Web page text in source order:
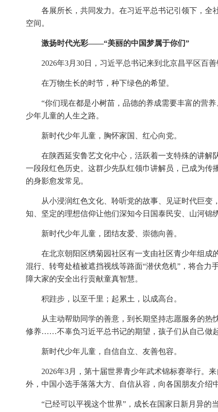
各展所长，共同发力。在习近平总书记引领下，
空间。
激扬时代光彩——“美丽的中国梦属于你们”
2026年3月30日，习近平总书记来到北京昌平区百
在万物生长的时节，种下绿色的希望。
“你们现在都是小树苗，品德的养成需要丰富的营
少年儿童的人生之路。
新时代少年儿童，胸怀家国、红心向党。
在陕西延安鲁艺文化中心，活跃着一支特殊的讲解
一段段红色历史。这群少先队红领巾讲解员，已成为
的身影愈发常见。
从小浸润红色文化、聆听党的故事、见证时代巨
知、坚定的理想信仰让他们深知今日国泰民安、山河
新时代少年儿童，团结友爱、崇德向善。
在北京朝阳区绣菊园社区有一支由社区青少年组成
混行、转弯处植被遮挡视线等路面“潜伏危机”，将合
障大家的安全出行贡献童真智慧。
积跬步，以至千里；起累土，以成高台。
从主动帮助同学的善意，到长期坚持志愿服务的
修养……不辜负习近平总书记的期望，孩子们从自己做
新时代少年儿童，自信自立、友善包容。
2026年3月，第十届世界青少年武术锦标赛举行。
外，中国小选手落落大方、自信从容，向各国朋友介绍
“已经可以平视这个世界”，成长在国家日新月异